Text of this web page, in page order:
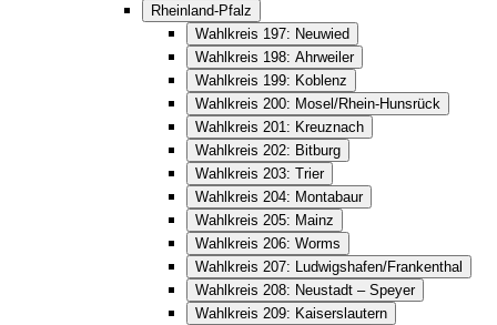
Rheinland-Pfalz
Wahlkreis 197: Neuwied
Wahlkreis 198: Ahrweiler
Wahlkreis 199: Koblenz
Wahlkreis 200: Mosel/Rhein-Hunsrück
Wahlkreis 201: Kreuznach
Wahlkreis 202: Bitburg
Wahlkreis 203: Trier
Wahlkreis 204: Montabaur
Wahlkreis 205: Mainz
Wahlkreis 206: Worms
Wahlkreis 207: Ludwigshafen/Frankenthal
Wahlkreis 208: Neustadt – Speyer
Wahlkreis 209: Kaiserslautern